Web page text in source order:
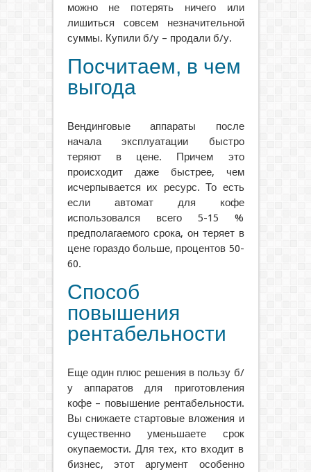
можно не потерять ничего или
лишиться совсем незначительной
суммы. Купили б/у – продали б/у.
Посчитаем, в чем
выгода
Вендинговые аппараты после
начала эксплуатации быстро
теряют в цене. Причем это
происходит даже быстрее, чем
исчерпывается их ресурс. То есть
если автомат для кофе
использовался всего 5-15 %
предполагаемого срока, он теряет в
цене гораздо больше, процентов 50-
60.
Способ
повышения
рентабельности
Еще один плюс решения в пользу б/
у аппаратов для приготовления
кофе – повышение рентабельности.
Вы снижаете стартовые вложения и
существенно уменьшаете срок
окупаемости. Для тех, кто входит в
бизнес, этот аргумент особенно